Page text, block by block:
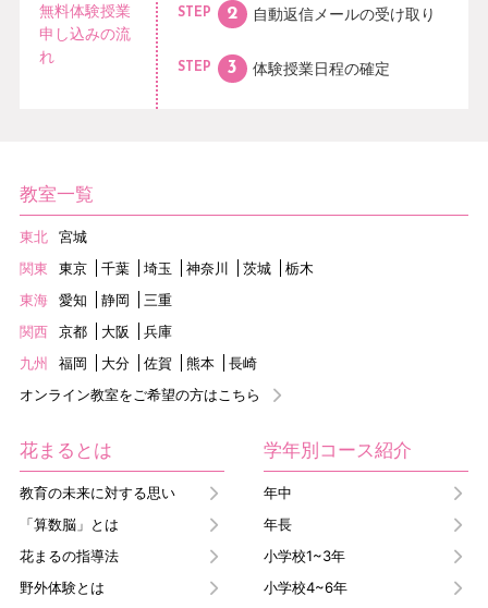
無料体験授業
申し込みの流
れ
STEP 自動返信メールの受け取り
STEP 体験授業日程の確定
教室一覧
東北
宮城
関東
東京 千葉 埼玉 神奈川 茨城
栃木
東海
愛知 静岡
三重
関西
京都 大阪
兵庫
九州
福岡 大分 佐賀 熊本
長崎
オンライン教室をご希望の方はこちら
花まるとは
教育の未来に対する思い
「算数脳」とは
花まるの指導法
野外体験とは
学年別コース紹介
年中
年長
小学校1~3年
小学校4~6年